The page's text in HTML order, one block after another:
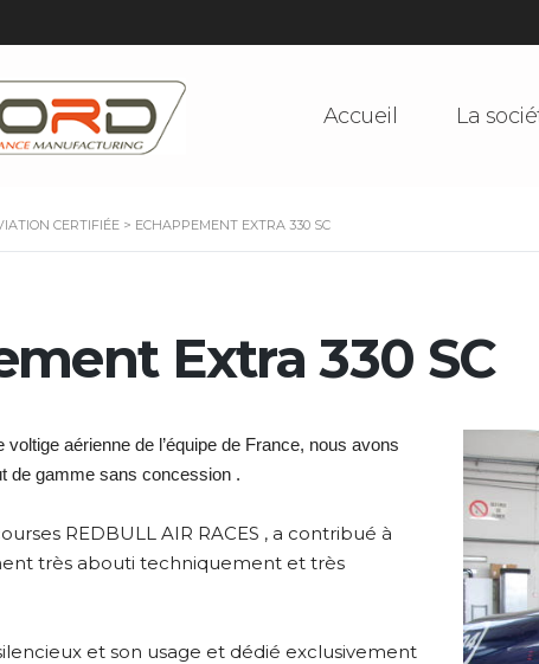
Accueil La
CERTIFIÉE > ECHAPPEMENT EXTRA 330 SC
Extra 330 SC
aérienne de l’équipe de France, nous avons
de gamme sans concession .
REDBULL AIR RACES , a contribué à
très abouti techniquement et très
et son usage et dédié exclusivement